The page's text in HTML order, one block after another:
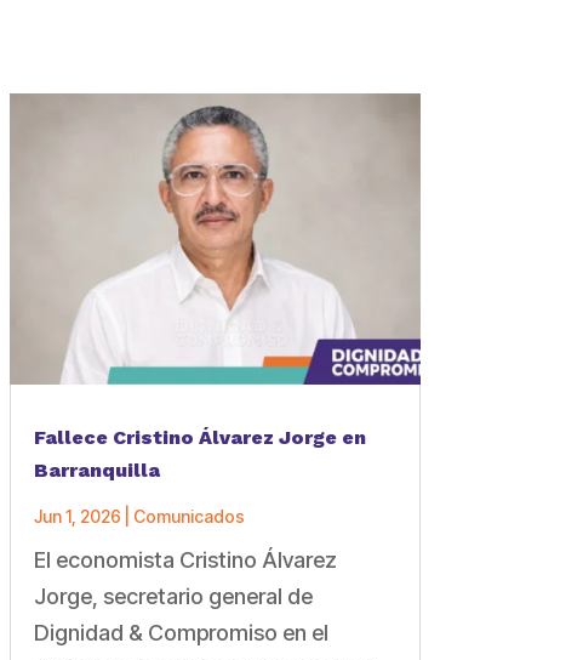
Fallece Cristino Álvarez Jorge en
Barranquilla
Jun 1, 2026 Comunicados
El economista Cristino Álvarez
Jorge, secretario general de
Dignidad & Compromiso en el